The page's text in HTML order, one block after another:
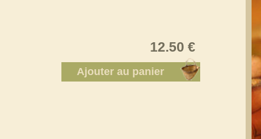
12.50 €
Ajouter au panier